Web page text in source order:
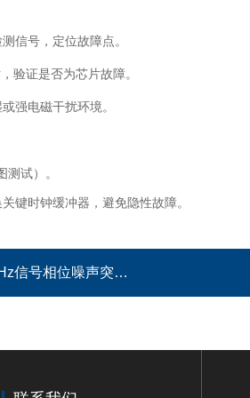
信号，定位故障点。
验证是否为芯片故障。
强电磁干扰环境。
试）。
键时钟缓冲器，避免隐性故障。
突破-170.03dBc@1KHz